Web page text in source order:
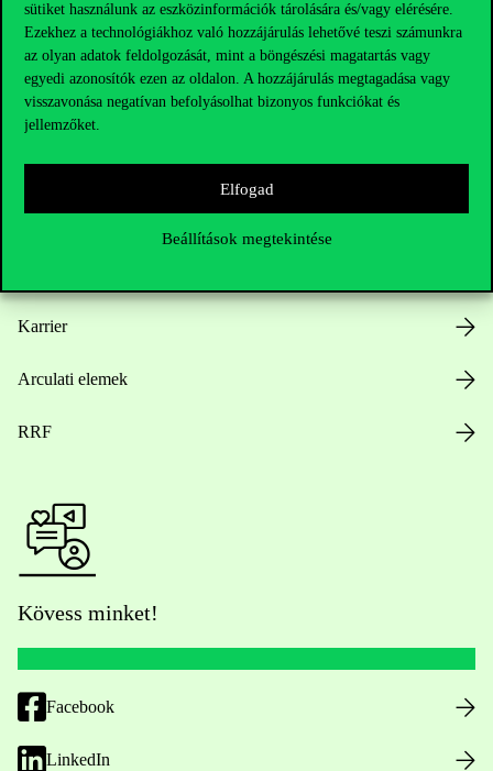
sütiket használunk az eszközinformációk tárolására és/vagy elérésére.
Ezekhez a technológiákhoz való hozzájárulás lehetővé teszi számunkra
az olyan adatok feldolgozását, mint a böngészési magatartás vagy
egyedi azonosítók ezen az oldalon. A hozzájárulás megtagadása vagy
visszavonása negatívan befolyásolhat bizonyos funkciókat és
jellemzőket.
Elfogad
Beállítások megtekintése
Hasznos linkek
Nyitvatartás
Karrier
Arculati elemek
RRF
Kövess minket!
Facebook
LinkedIn